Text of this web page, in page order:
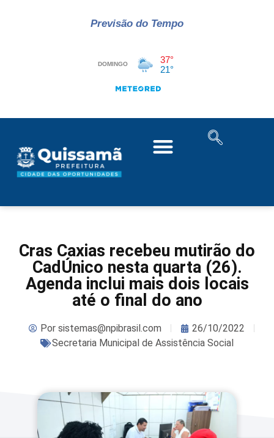
Previsão do Tempo
Cras Caxias recebeu mutirão do
CadÚnico nesta quarta (26).
Agenda inclui mais dois locais
até o final do ano
Por sistemas@npibrasil.com
26/10/2022
Secretaria Municipal de Assistência Social